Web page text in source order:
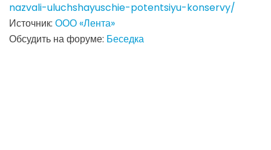
nazvali-uluchshayuschie-potentsiyu-konservy/
Источник: ООО «Лента»
Обсудить на форуме: Беседка